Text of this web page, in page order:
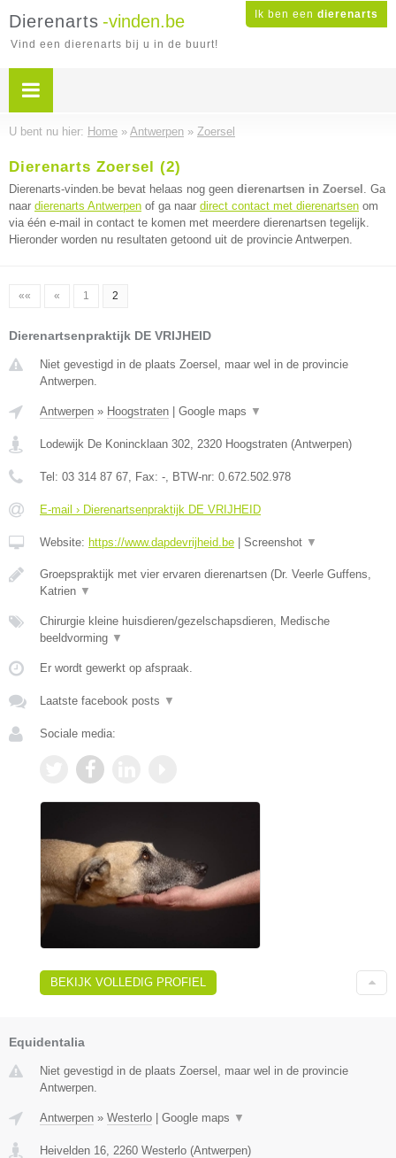
Ik ben een dierenarts
Dierenarts -vinden.be
Vind een dierenarts bij u in de buurt!
U bent nu hier: Home » Antwerpen » Zoersel
Dierenarts Zoersel (2)
Dierenarts-vinden.be bevat helaas nog geen dierenartsen in Zoersel . Ga
naar dierenarts Antwerpen of ga naar direct contact met dierenartsen om
via één e-mail in contact te komen met meerdere dierenartsen tegelijk.
Hieronder worden nu resultaten getoond uit de provincie Antwerpen.
«« « 1 2
Dierenartsenpraktijk DE VRIJHEID
Niet gevestigd in de plaats Zoersel, maar wel in de provincie
Antwerpen.
Antwerpen » Hoogstraten Google maps ▼
Lodewijk De Konincklaan 302, 2320 Hoogstraten (Antwerpen)
Tel: 03 314 87 67, Fax: -, BTW-nr: 0.672.502.978
E-mail › Dierenartsenpraktijk DE VRIJHEID
Website: https://www.dapdevrijheid.be Screenshot ▼
Groepspraktijk met vier ervaren dierenartsen (Dr. Veerle Guffens,
Katrien ▼
Chirurgie kleine huisdieren/gezelschapsdieren, Medische
beeldvorming ▼
Er wordt gewerkt op afspraak.
Laatste facebook posts ▼
Sociale media:
BEKIJK VOLLEDIG PROFIEL
Equidentalia
Niet gevestigd in de plaats Zoersel, maar wel in de provincie
Antwerpen.
Antwerpen » Westerlo | Google maps ▼
Heivelden 16 2260 Westerlo (Antwerpen)